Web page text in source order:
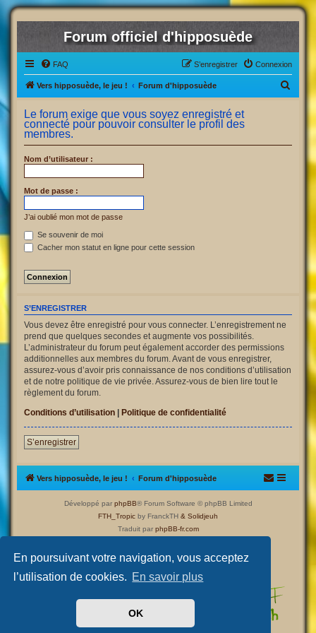
En poursuivant votre navigation, vous acceptez
l’utilisation de cookies. En savoir plus
OK
Forum officiel d'hipposuède
FAQ Connexion
S’enregistrer
Vers hipposuède, le jeu ! Forum d'hipposuède
Le forum exige que vous soyez enregistré et
connecté pour pouvoir consulter le profil des
membres.
Nom d’utilisateur :
Mot de passe :
J’ai oublié mon mot de passe
Se souvenir de moi
Cacher mon statut en ligne pour cette session
S’ENREGISTRER
Vous devez être enregistré pour vous connecter. L’enregistrement ne
prend que quelques secondes et augmente vos possibilités.
L’administrateur du forum peut également accorder des permissions
additionnelles aux membres du forum. Avant de vous enregistrer,
assurez-vous d’avoir pris connaissance de nos conditions d’utilisation
et de notre politique de vie privée. Assurez-vous de bien lire tout le
règlement du forum.
Conditions d’utilisation | Politique de confidentialité
S’enregistrer
Vers hipposuède, le jeu ! Forum d'hipposuède
Développé par phpBB® Forum Software © phpBB Limited
FTH_Tropic by FranckTH & Solidjeuh
Traduit par phpBB-fr.com